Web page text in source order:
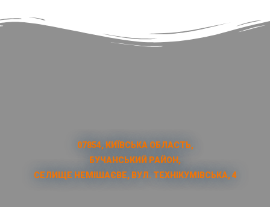
07854, КИЇВСЬКА ОБЛАСТЬ,
БУЧАНСЬКИЙ РАЙОН,
СЕЛИЩЕ НЕМІШАЄВЕ, ВУЛ. ТЕХНІКУМІВСЬКА, 4